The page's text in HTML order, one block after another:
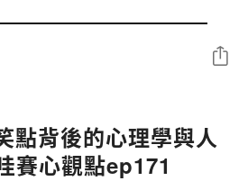
點背後的心理學與人
賽心觀點ep171
Share